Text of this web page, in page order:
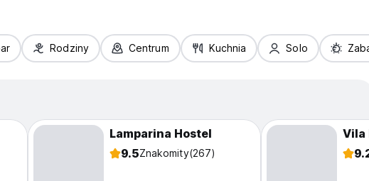
Rodziny Centrum Kuchnia Solo
Lamparina Hostel
9.5Znakomity(267)
Vila